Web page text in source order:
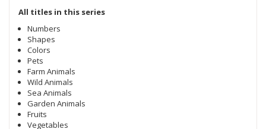
All titles in this series
Numbers
Shapes
Colors
Pets
Farm Animals
Wild Animals
Sea Animals
Garden Animals
Fruits
Vegetables